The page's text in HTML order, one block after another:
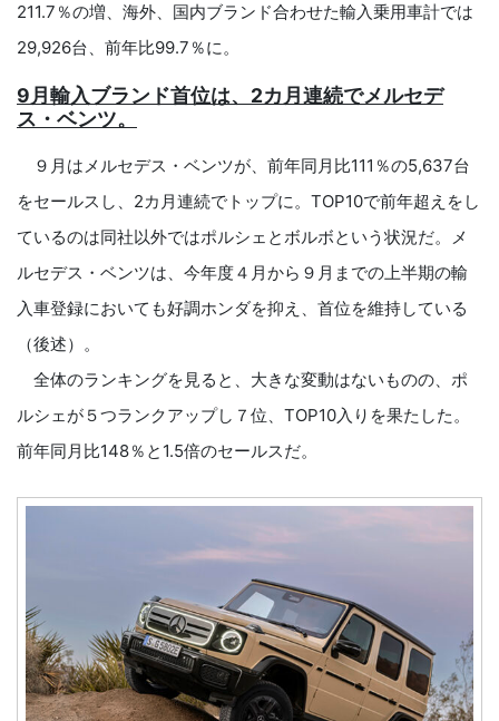
211.7％の増、海外、国内ブランド合わせた輸入乗用車計では
29,926台、前年比99.7％に。
9月輸入ブランド首位は、 2カ月連続でメルセデ
ス・ベンツ。
９月はメルセデス・ベンツが、前年同月比111％の5,637台
をセールスし、2カ月連続でトップに。TOP10で前年超えをし
ているのは同社以外ではポルシェとボルボという状況だ。メ
ルセデス・ベンツは、今年度４月から９月までの上半期の輸
入車登録においても好調ホンダを抑え、首位を維持している
（後述）。
全体のランキングを見ると、大きな変動はないものの、ポ
ルシェが５つランクアップし７位、TOP10入りを果たした。
前年同月比148％と1.5倍のセールスだ。